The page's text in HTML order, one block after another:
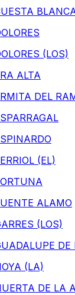
(LOS)
ALTA
DEL
(EL)
ALAMO
(LOS)
DE
(LA)
DE LA